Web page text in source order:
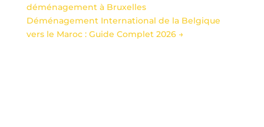
déménagement à Bruxelles
Déménagement International de la Belgique
vers le Maroc : Guide Complet 2026→